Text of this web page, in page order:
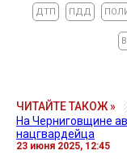
ДТП ПДД
ЧИТАЙТЕ ТАКОЖ »
На Черниговщине
нацгвардейца
23 июня 2025, 12:45